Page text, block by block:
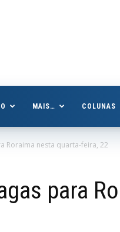
MAIS… COLUNAS
Roraima nesta quarta-feira, 22
para